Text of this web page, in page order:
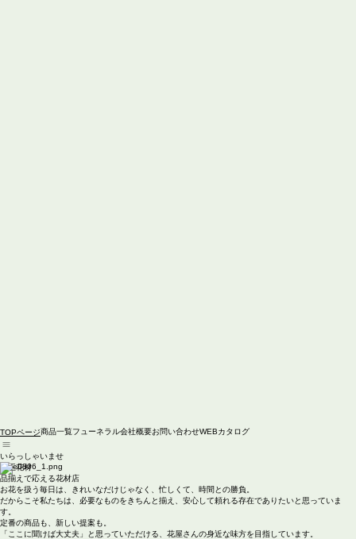
TOPページ商品一覧
いらっしゃいませ
京王花材
品揃えで応える花材店
お花を扱う毎日は、きれいなだけじゃなく、忙しくて、時間との勝負。
だからこそ私たちは、必要なものをきちんと揃え、安心して頼れる存在でありたいと思っていま
す。